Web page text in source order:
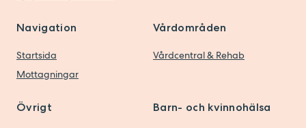
Navigation
Startsida
Mottagningar
Vårdområden
Vårdcentral & Rehab
Övrigt Barn- och kvinnohälsa